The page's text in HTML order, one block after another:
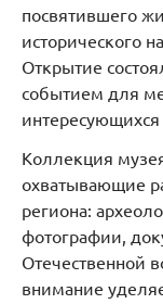
посвятившего
исторического
Открытие
событием для
интересующихся
Коллекция
охватывающие
региона:
фотографии,
Отечественной
внимание